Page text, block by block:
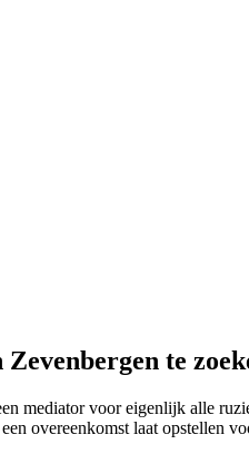
te
mediator voor eigenlijk alle
overeenkomst laat